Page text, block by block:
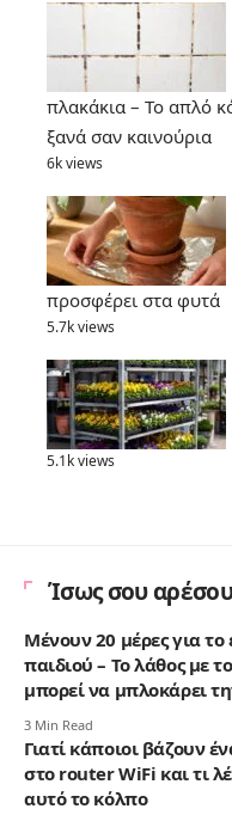
πλακάκια – Το απλό
ξανά σαν καινούρια
6k views
προσφέρει στα φυτά
5.7k views
5.1k views
Ίσως σου
Μένουν 20 μέρες για το
παιδιού – Το λάθος με
μπορεί να μπλοκάρει
3 Min Read
Γιατί κάποιοι βάζουν
στο router WiFi και τι
αυτό το κόλπο